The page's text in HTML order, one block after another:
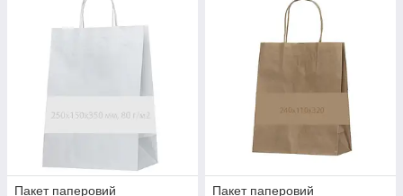
Пакет паперовий
Пакет паперовий